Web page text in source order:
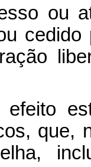
ou
que,